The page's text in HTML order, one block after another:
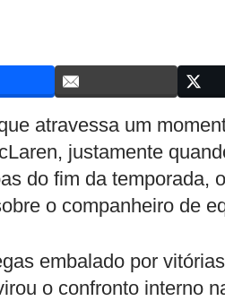
atravessa um
justamente
do fim da temporada,
o companheiro de
embalado por
o confronto interno